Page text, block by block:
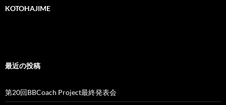
KOTOHAJIME
最近の投稿
第20回BBCoach Project最終発表会